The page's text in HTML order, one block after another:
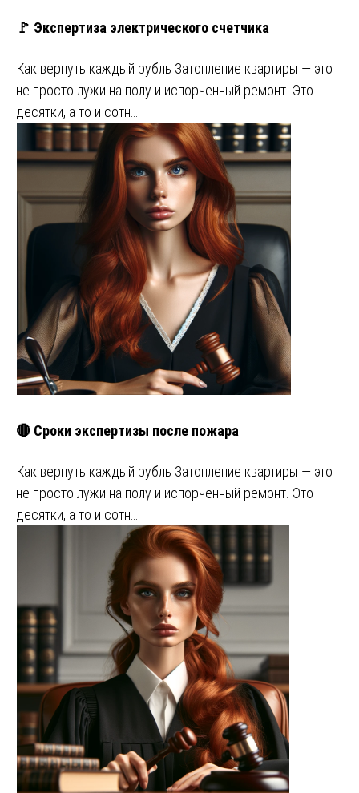
🚩 Экспертиза электрического счетчика
Как вернуть каждый рубль Затопление квартиры — это
не просто лужи на полу и испорченный ремонт. Это
десятки, а то и сотн…
🔴 Сроки экспертизы после пожара
Как вернуть каждый рубль Затопление квартиры — это
не просто лужи на полу и испорченный ремонт. Это
десятки, а то и сотн…